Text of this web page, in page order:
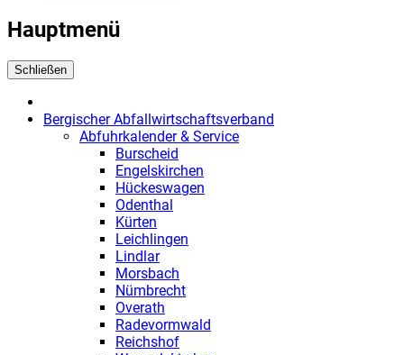
Hauptmenü
Schließen
Bergischer Abfallwirtschaftsverband
Abfuhrkalender & Service
Burscheid
Engelskirchen
Hückeswagen
Odenthal
Kürten
Leichlingen
Lindlar
Morsbach
Nümbrecht
Overath
Radevormwald
Reichshof